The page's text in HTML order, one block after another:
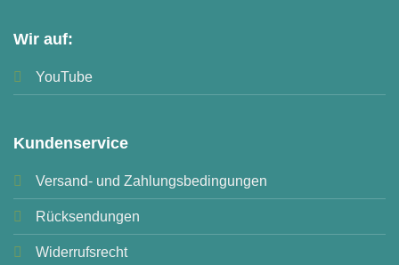
Wir auf:
YouTube
Kundenservice
Versand- und Zahlungsbedingungen
Rücksendungen
Widerrufsrecht